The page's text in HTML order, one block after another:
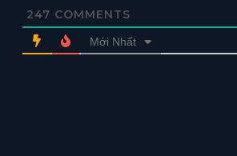
247 COMMENTS
Mới Nhất